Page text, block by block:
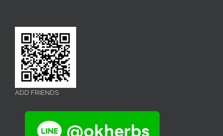
ADD FRIENDS